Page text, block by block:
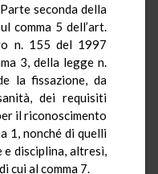
seconda della
comma 5 dell’art.
n. 155 del 1997
3, della legge n.
la fissazione, da
dei requisiti
il riconoscimento
1, nonché di quelli
disciplina, altresì,
cui al comma 7.